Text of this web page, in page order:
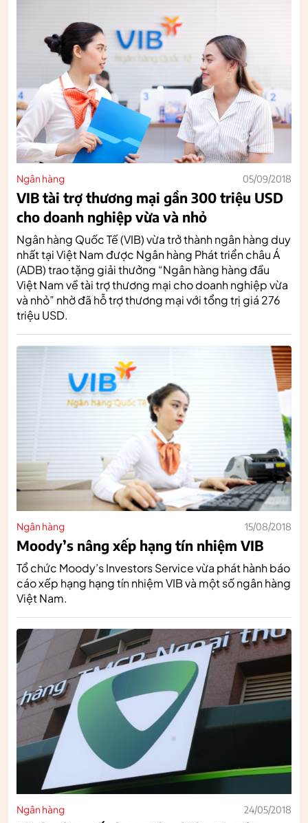
Ngân hàng 05/09/2018
VIB tài trợ thương mại gần 300 triệu USD
cho doanh nghiệp vừa và nhỏ
Ngân hàng Quốc Tế (VIB) vừa trở thành ngân hàng duy
nhất tại Việt Nam được Ngân hàng Phát triển châu Á
(ADB) trao tặng giải thưởng “Ngân hàng hàng đầu
Việt Nam về tài trợ thương mại cho doanh nghiệp vừa
và nhỏ” nhờ đã hỗ trợ thương mại với tổng trị giá 276
triệu USD.
Ngân hàng 15/08/2018
Moody’s nâng xếp hạng tín nhiệm VIB
Tổ chức Moody’s Investors Service vừa phát hành báo
cáo xếp hạng hạng tín nhiệm VIB và một số ngân hàng
Việt Nam.
Ngân hàng 24/05/2018